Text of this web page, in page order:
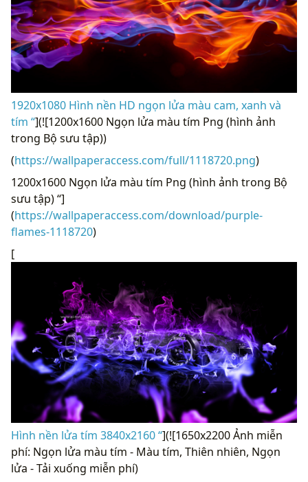
1920x1080 Hình nền HD ngọn lửa màu cam, xanh và
tím “](![1200x1600 Ngọn lửa màu tím Png (hình ảnh
trong Bộ sưu tập))
(https://wallpaperaccess.com/full/1118720.png)
1200x1600 Ngọn lửa màu tím Png (hình ảnh trong Bộ
sưu tập) “]
(https://wallpaperaccess.com/download/purple-
flames-1118720)
[
Hình nền lửa tím 3840x2160 “](![1650x2200 Ảnh miễn
phí: Ngọn lửa màu tím - Màu tím, Thiên nhiên, Ngọn
lửa - Tải xuống miễn phí)